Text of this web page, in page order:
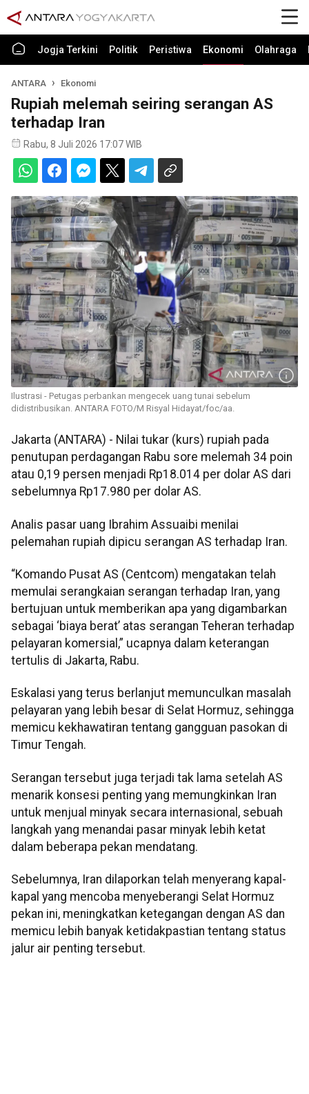
Jogja Terkini Politik Peristiwa Ekonomi Olahraga
ANTARA Ekonomi
Rupiah melemah seiring serangan AS
terhadap Iran
Rabu, 8 Juli 2026 17:07 WIB
Ilustrasi - Petugas perbankan mengecek uang tunai sebelum
didistribusikan. ANTARA FOTO/M Risyal Hidayat/foc/aa.
Jakarta (ANTARA) - Nilai tukar (kurs) rupiah pada
penutupan perdagangan Rabu sore melemah 34 poin
atau 0,19 persen menjadi Rp18.014 per dolar AS dari
sebelumnya Rp17.980 per dolar AS.
Analis pasar uang Ibrahim Assuaibi menilai
pelemahan rupiah dipicu serangan AS terhadap Iran.
“Komando Pusat AS (Centcom) mengatakan telah
memulai serangkaian serangan terhadap Iran, yang
bertujuan untuk memberikan apa yang digambarkan
sebagai ‘biaya berat’ atas serangan Teheran terhadap
pelayaran komersial,” ucapnya dalam keterangan
tertulis di Jakarta, Rabu.
Eskalasi yang terus berlanjut memunculkan masalah
pelayaran yang lebih besar di Selat Hormuz, sehingga
memicu kekhawatiran tentang gangguan pasokan di
Timur Tengah.
Serangan tersebut juga terjadi tak lama setelah AS
menarik konsesi penting yang memungkinkan Iran
untuk menjual minyak secara internasional, sebuah
langkah yang menandai pasar minyak lebih ketat
dalam beberapa pekan mendatang.
Sebelumnya, Iran dilaporkan telah menyerang kapal-
kapal yang mencoba menyeberangi Selat Hormuz
pekan ini, meningkatkan ketegangan dengan AS dan
memicu lebih banyak ketidakpastian tentang status
jalur air penting tersebut.